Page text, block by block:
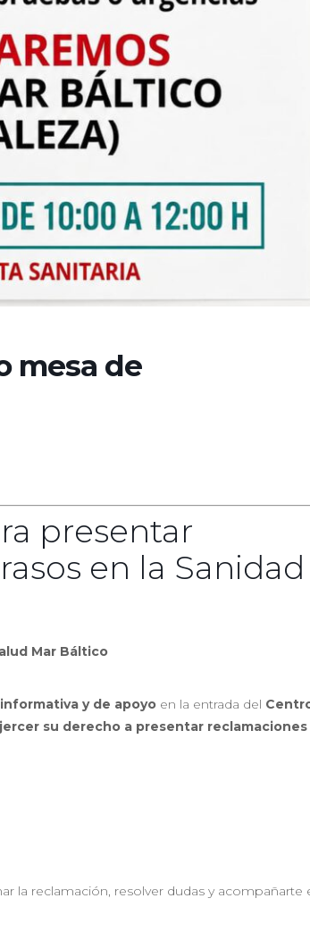
mesa de
presentar
en la Sanidad
Mar Báltico
y de apoyo en la entrada del
su derecho a presentar reclamaciones
la reclamación, resolver dudas y acompañarte